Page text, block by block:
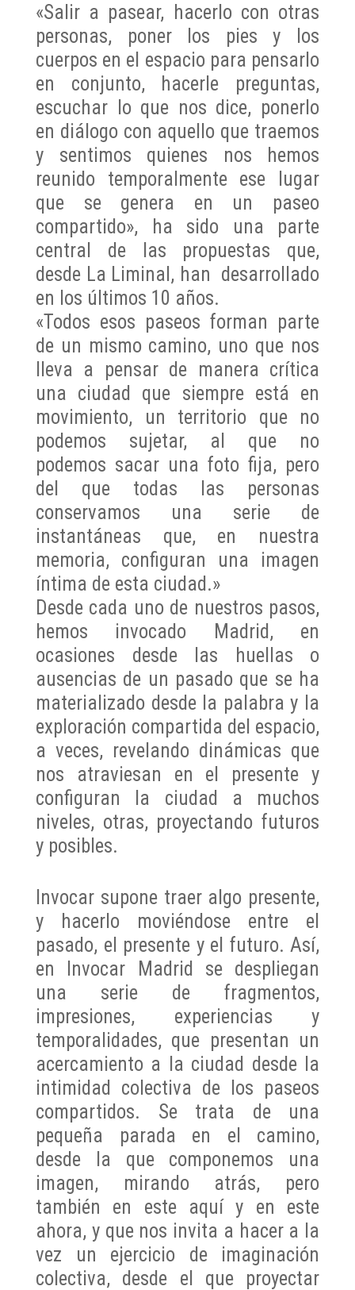
«Salir a pasear, hacerlo con otras
personas, poner los pies y los
cuerpos en el espacio para pensarlo
en conjunto, hacerle preguntas,
escuchar lo que nos dice, ponerlo
en diálogo con aquello que traemos
y sentimos quienes nos hemos
reunido temporalmente ese lugar
que se genera en un paseo
compartido», ha sido una parte
central de las propuestas que,
desde La Liminal, han desarrollado
en los últimos 10 años.
«Todos esos paseos forman parte
de un mismo camino, uno que nos
lleva a pensar de manera crítica
una ciudad que siempre está en
movimiento, un territorio que no
podemos sujetar, al que no
podemos sacar una foto fija, pero
del que todas las personas
conservamos una serie de
instantáneas que, en nuestra
memoria, configuran una imagen
íntima de esta ciudad .»
Desde cada uno de nuestros pasos,
hemos invocado Madrid, en
ocasiones desde las huellas o
ausencias de un pasado que se ha
materializado desde la palabra y la
exploración compartida del espacio,
a veces, revelando dinámicas que
nos atraviesan en el presente y
configuran la ciudad a muchos
niveles, otras, proyectando futuros
y posibles.
Invocar supone traer algo presente,
y hacerlo moviéndose entre el
pasado, el presente y el futuro. Así,
en Invocar Madrid se despliegan
una serie de fragmentos,
impresiones, experiencias y
temporalidades, que presentan un
acercamiento a la ciudad desde la
intimidad colectiva de los paseos
compartidos. Se trata de una
pequeña parada en el camino,
desde la que componemos una
imagen, mirando atrás, pero
también en este aquí y en este
ahora, y que nos invita a hacer a la
vez un ejercicio de imaginación
colectiva, desde el que proyectar